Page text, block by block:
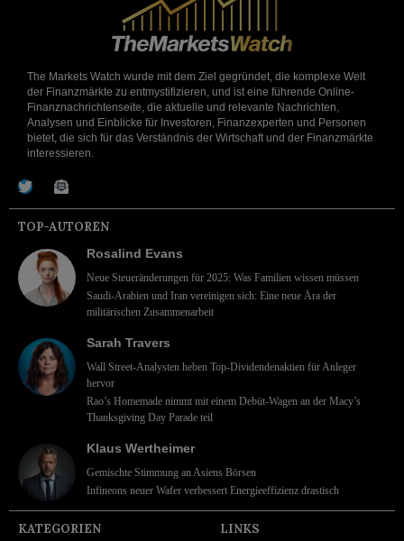
The Markets Watch wurde mit dem Ziel gegründet, die komplexe Welt
der Finanzmärkte zu entmystifizieren, und ist eine führende Online-
Finanznachrichtenseite, die aktuelle und relevante Nachrichten,
Analysen und Einblicke für Investoren, Finanzexperten und Personen
bietet, die sich für das Verständnis der Wirtschaft und der Finanzmärkte
interessieren.
TOP-AUTOREN
Rosalind Evans
Neue Steueränderungen für 2025: Was Familien wissen müssen
Saudi-Arabien und Iran vereinigen sich: Eine neue Ära der
militärischen Zusammenarbeit
Sarah Travers
Wall Street-Analysten heben Top-Dividendenaktien für Anleger
hervor
Rao’s Homemade nimmt mit einem Debüt-Wagen an der Macy’s
Thanksgiving Day Parade teil
Klaus Wertheimer
Gemischte Stimmung an Asiens Börsen
Infineons neuer Wafer verbessert Energieeffizienz drastisch
KATEGORIEN LINKS